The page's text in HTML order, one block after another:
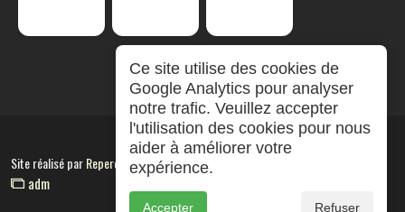
Site réalisé parRepereCom
adm
Ce site utilise des cookies de
Google Analytics pour analyser
notre trafic. Veuillez accepter
l'utilisation des cookies pour nous
aider à améliorer votre
expérience.
Accepter Refuser